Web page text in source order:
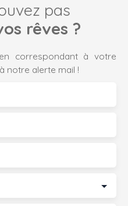
pas
rêves ?
correspondant à votre
notre alerte mail !